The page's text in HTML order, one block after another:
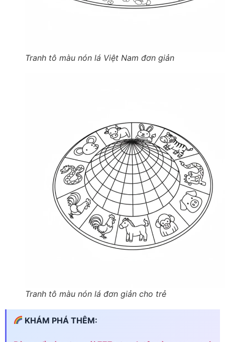
Tranh tô màu nón lá Việt Nam đơn giản
Tranh tô màu nón lá đơn giản cho trẻ
KHÁM PHÁ THÊM: